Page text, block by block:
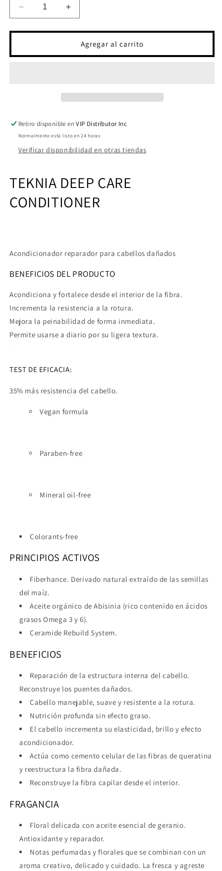
Reducir
cantidad
para
TRAVEL
Aumentar
cantidad
para
TKN
TRAVEL
(FINAL
SALE)
Agregar al carrito
Retiro disponible enVIP Distributor Inc
Normalmente está listo en 24 horas
Verificar disponibilidad en otras tiendas
TEKNIA DEEP CARE
CONDITIONER
Acondicionador reparador para cabellos dañados
BENEFICIOS DEL PRODUCTO
Acondiciona y fortalece desde el interior de la fibra.
Incrementa la resistencia a la rotura.
Mejora la peinabilidad de forma inmediata.
Permite usarse a diario por su ligera textura.
TEST DE EFICACIA:
35% más resistencia del cabello.
Vegan formula
Paraben-free
Mineral oil-free
Colorants-free
PRINCIPIOS ACTIVOS
Fiberhance. Derivado natural extraído de las semillas
del maíz.
Aceite orgánico de Abisinia (rico contenido en ácidos
grasos Omega 3 y 6).
Ceramide Rebuild System.
BENEFICIOS
Reparación de la estructura interna del cabello.
Reconstruye los puentes dañados.
Cabello manejable, suave y resistente a la rotura.
Nutrición profunda sin efecto graso.
El cabello incrementa su elasticidad, brillo y efecto
acondicionador.
Actúa como cemento celular de las fibras de queratina
y reestructura la fibra dañada.
Reconstruye la fibra capilar desde el interior.
FRAGANCIA
Floral delicada con aceite esencial de geranio.
Antioxidante y reparador.
Notas perfumadas y florales que se combinan con un
aroma creativo, delicado y cuidado. La fresca y agreste